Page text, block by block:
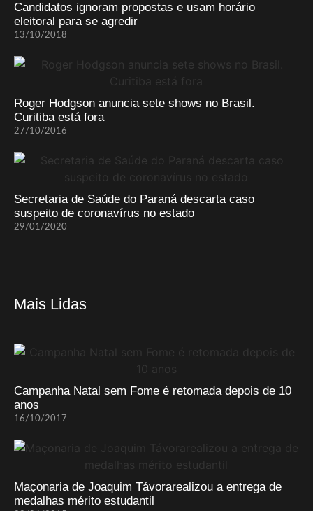
Candidatos ignoram propostas e usam horário
eleitoral para se agredir
13/10/2018
Roger Hodgson anuncia sete shows no Brasil.
Curitiba está fora
27/10/2016
Secretaria de Saúde do Paraná descarta caso
suspeito de coronavírus no estado
29/01/2020
Mais Lidas
Campanha Natal sem Fome é retomada depois de 10
anos
16/10/2017
Maçonaria de Joaquim Távorarealizou a entrega de
medalhas mérito estudantil